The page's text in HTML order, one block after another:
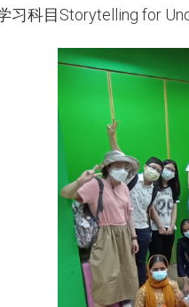
科目Storytelling for